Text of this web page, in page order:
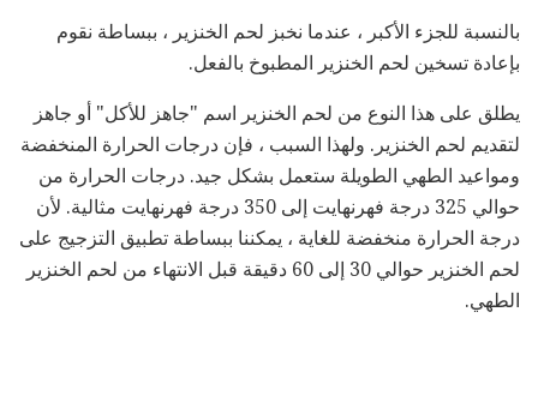
بالنسبة للجزء الأكبر ، عندما نخبز لحم الخنزير ، ببساطة نقوم
بإعادة تسخين لحم الخنزير المطبوخ بالفعل.
يطلق على هذا النوع من لحم الخنزير اسم "جاهز للأكل" أو جاهز
لتقديم لحم الخنزير. ولهذا السبب ، فإن درجات الحرارة المنخفضة
ومواعيد الطهي الطويلة ستعمل بشكل جيد. درجات الحرارة من
حوالي 325 درجة فهرنهايت إلى 350 درجة فهرنهايت مثالية. لأن
درجة الحرارة منخفضة للغاية ، يمكننا ببساطة تطبيق التزجيج على
لحم الخنزير حوالي 30 إلى 60 دقيقة قبل الانتهاء من لحم الخنزير
الطهي.